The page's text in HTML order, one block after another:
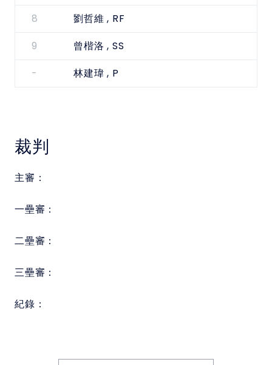
8
劉哲維 , RF
9
曾楷洛 , SS
-
林建瑋 , P
裁判
主審：
一壘審：
二壘審：
三壘審：
紀錄：